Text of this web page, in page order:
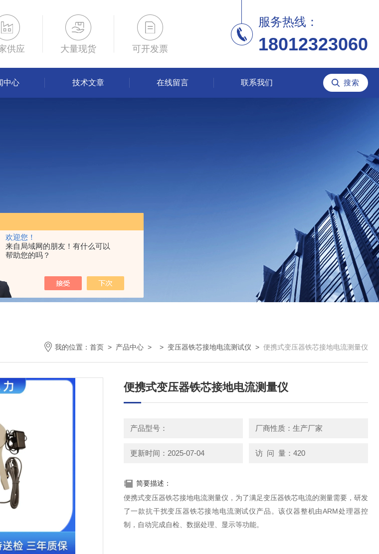
欢迎您！
来自局域网的朋友！有什么可以
帮助您的吗？
供应 大量现货 可开发票
服务热线：
18012323060
中心 技术文章 在线留言 联系我们
我的位置： 首页 > 产品中心 > > 变压器铁芯接地电流测试仪 > 便携式变压器铁芯接地电流测量仪
便携式变压器铁芯接地电流测量仪
产品型号： 厂商性质：生产厂家
更新时间：2025-07-04 访 问 量：420
简要描述：
便携式变压器铁芯接地电流测量仪，为了满足变压器铁芯电流的测量需要，研发
了一款抗干扰变压器铁芯接地电流测试仪产品。该仪器整机由ARM处理器控
制，自动完成自检、数据处理、显示等功能。